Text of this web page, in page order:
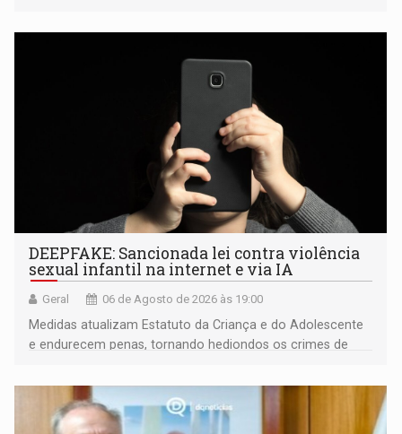
DEEPFAKE: Sancionada lei contra violência
sexual infantil na internet e via IA
Geral 06 de Agosto de 2026 às 19:00
Medidas atualizam Estatuto da Criança e do Adolescente
e endurecem penas, tornando hediondos os crimes de